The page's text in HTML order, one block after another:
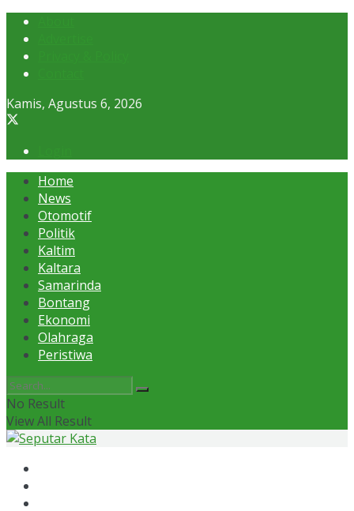
Kamis, Agustus 6, 2026
Home
News
Otomotif
Politik
Kaltim
Kaltara
Samarinda
Bontang
Ekonomi
Olahraga
Peristiwa
No Result
View All Result